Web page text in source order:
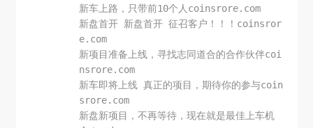
新车上路，只带前10个人coinsrore.com
新盘首开 新盘首开 征召客户！！！coinsror
e.com
新项目准备上线，寻找志同道合的合作伙伴coi
nsrore.com
新车即将上线 真正的项目，期待你的参与coin
srore.com
新盘新项目，不再等待，现在就是最佳上车机